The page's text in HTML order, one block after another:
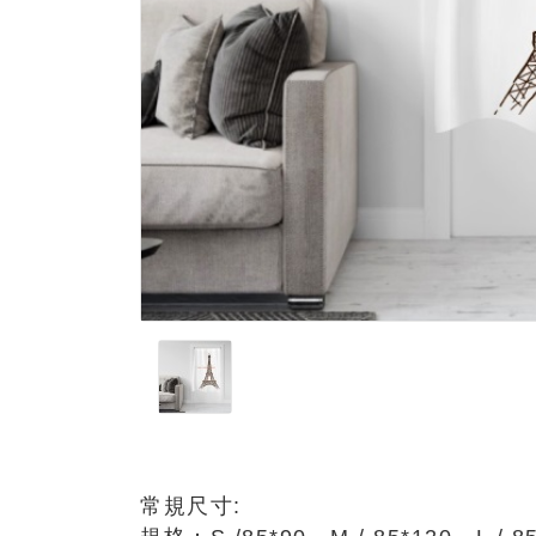
常規尺寸: